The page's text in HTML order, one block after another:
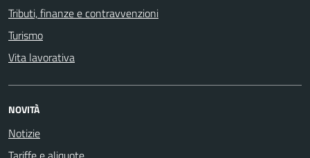
Tributi, finanze e contravvenzioni
Turismo
Vita lavorativa
NOVITÀ
Notizie